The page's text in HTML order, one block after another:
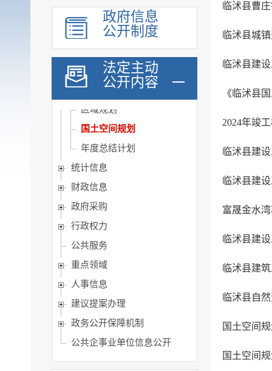
政府信息
公开制度
法定主动
公开内容
会议公开
决策公开
规划计划
五年规划
国民经济和社会发展规...
区域规划
国土空间规划
年度总结计划
统计信息
财政信息
政府采购
行政权力
公共服务
重点领域
人事信息
建议提案办理
政务公开保障机制
公共企事业单位信息公开
临沭县曹
临沭县城
临沭县建
《临沭县
2024年竣
临沭县建
临沭县建
富晟金水
临沭县建
临沭县建
临沭县自
国土空间
国土空间